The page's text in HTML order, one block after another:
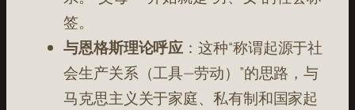
签。
与恩格斯理论呼应 ：这种“称谓起源于社
会生产关系（工具—劳动）”的思路，与
马克思主义关于家庭、私有制和国家起